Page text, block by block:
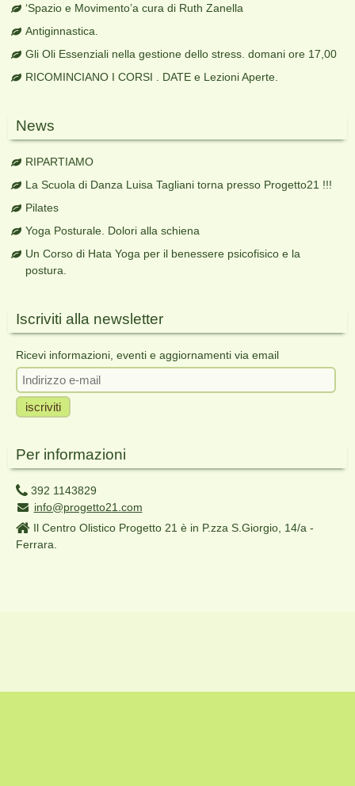
‘Spazio e Movimento’a cura di Ruth Zanella
Antiginnastica.
Gli Oli Essenziali nella gestione dello stress. domani ore 17,00
RICOMINCIANO I CORSI . DATE e Lezioni Aperte.
News
RIPARTIAMO
La Scuola di Danza Luisa Tagliani torna presso Progetto21 !!!
Pilates
Yoga Posturale. Dolori alla schiena
Un Corso di Hata Yoga per il benessere psicofisico e la
postura.
Iscriviti alla newsletter
Ricevi informazioni, eventi e aggiornamenti via email
Indirizzo
e-
mail
Per informazioni
392 1143829
info@progetto21.com
Il Centro Olistico Progetto 21 è in P.zza S.Giorgio, 14/a -
Ferrara.